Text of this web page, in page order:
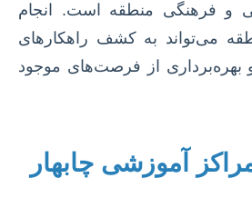
و فرهنگی منطقه است. انجام
می‌تواند به کشف راهکارهای
بهره‌برداری از فرصت‌های موجود
آموزشی چابهار